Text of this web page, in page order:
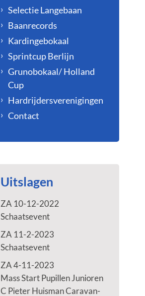
Selectie Langebaan
Baanrecords
Kardingebokaal
Sprintcup Berlijn
Grunobokaal/ Holland
Cup
Hardrijdersverenigingen
Contact
Uitslagen
ZA 10-12-2022
Schaatsevent
ZA 11-2-2023
Schaatsevent
ZA 4-11-2023
Mass Start Pupillen Junioren
C Pieter Huisman Caravan-